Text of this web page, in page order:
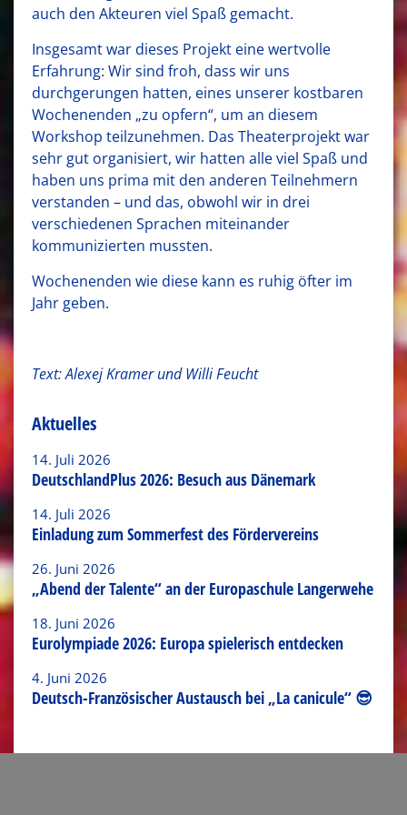
auch den Akteuren viel Spaß gemacht.
Insgesamt war dieses Projekt eine wertvolle
Erfahrung: Wir sind froh, dass wir uns
durchgerungen hatten, eines unserer kostbaren
Wochenenden „zu opfern“, um an diesem
Workshop teilzunehmen. Das Theaterprojekt war
sehr gut organisiert, wir hatten alle viel Spaß und
haben uns prima mit den anderen Teilnehmern
verstanden – und das, obwohl wir in drei
verschiedenen Sprachen miteinander
kommunizierten mussten.
Wochenenden wie diese kann es ruhig öfter im
Jahr geben.
Text: Alexej Kramer und Willi Feucht
Aktuelles
14. Juli 2026
DeutschlandPlus 2026: Besuch aus Dänemark
14. Juli 2026
Einladung zum Sommerfest des Fördervereins
26. Juni 2026
„Abend der Talente“ an der Europaschule Langerwehe
18. Juni 2026
Eurolympiade 2026: Europa spielerisch entdecken
4. Juni 2026
Deutsch-Französischer Austausch bei „La canicule“ 😎